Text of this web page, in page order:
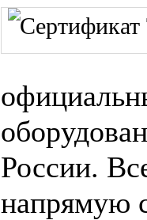
России.
напрямую